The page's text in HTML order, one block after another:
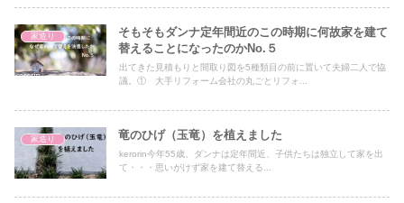
家造り
そもそもダンナ定年間近のこの時期に何故家を建て
替えることになったのかNo.５
出てきた見積もりと間取り図を5種類目の前に置いて夫婦二人で協
議。① 大手リフォーム会社の丸ごとリフォ...
家造り 竜のひげ（玉竜）を植えました
kerorin今年55歳、ダンナは定年間近、子供たちは独立して家を出
て・・・思いがけず家を建て替える...